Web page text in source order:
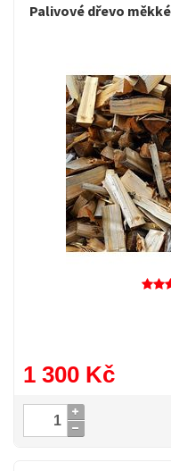
Palivové dřevo
1 300 Kč